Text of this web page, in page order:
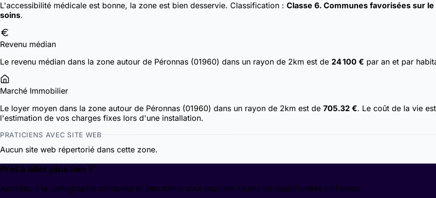
L'accessibilité médicale est bonne, la zone est bien desservie. Classification : Classe 6. Communes favorisées sur
soins.
Revenu médian
Le revenu médian dans la zone autour de Péronnas (01960) dans un rayon de 2km est de 24 100 € par an et par
Marché Immobilier
Le loyer moyen dans la zone autour de Péronnas (01960) dans un rayon de 2km est de 705.32 €. Le coût de la vie
l'estimation de vos charges fixes lors d'une installation.
PRATICIENS AVEC SITE WEB
Aucun site web répertorié dans cette zone.
Prêt à aller plus loin ?
Accédez à la cartographie complète et interactive pour explorer toutes les opportunités en France.